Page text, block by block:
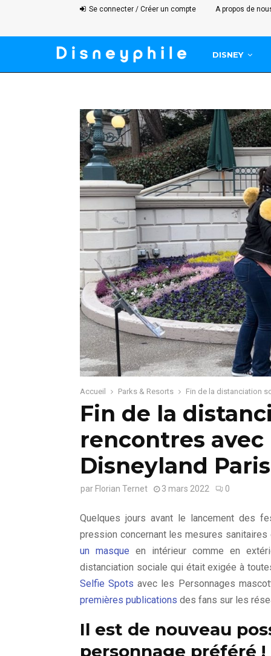
Se connecter / Créer un compte A propos de
DISNEY
Accueil Parks & Resorts Fin de la distanciation
Fin de la
rencontres avec
Disneyland Paris
par Florian Ternet 3 mars 2022 0
Quelques jours avant le lancement des
pression concernant les mesures
un masque en intérieur comme en
distanciation sociale qui était exigée à
Selfie Spots avec les Personnages
premières publications des fans sur les
Il est de nouveau
personnage préféré !